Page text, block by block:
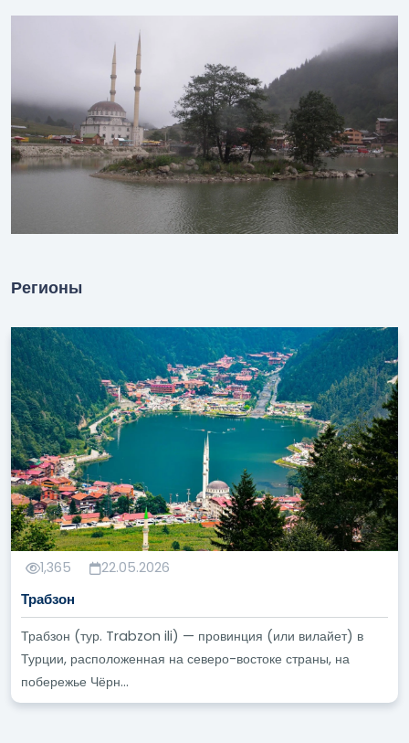
Регионы
1,365 22.05.2026
Трабзон
Трабзон (тур. Trabzon ili) — провинция (или вилайет) в
Турции, расположенная на северо-востоке страны, на
побережье Чёрн...